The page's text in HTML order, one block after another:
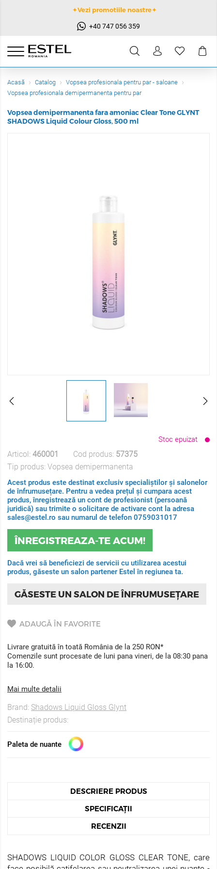
✦Vezi promotiile noastre✦
+40 747 056 359
Acasă Catalog
Vopsea profesionala pentru par - saloane
Vopsea profesionala demipermanenta pentru par
Vopsea demipermanenta fara amoniac Clear Tone GLYNT
SHADOWS Liquid Colour Gloss, 500 ml
Stoc epuizat
Articol: 460001 Cod produs: 57375
Tip produs: Vopsea demipermanenta
Acest produs este destinat exclusiv specialiștilor și salonelor
de înfrumusețare. Pentru a vedea prețul și cumpara acest
produs, înregistrează un cont de profesionist (persoană
juridică) sau trimite o solicitare de activare cont la adresa
sales@estel.ro sau numarul de telefon 0759031017
ÎNREGISTREAZA-TE ACUM!
Dacă vrei să beneficiezi de servicii cu utilizarea acestui
produs, găseste un salon partener Estel în regiunea ta.
GĂSESTE UN SALON DE ÎNFRUMUSEȚARE
ADAUGĂ ÎN FAVORITE
Livrare gratuită în toată România de la 250 RON*
Comenzile sunt procesate de luni pana vineri, de la 08:30 pana
la 16:00.
Mai multe detalii
Brand: Shadows Liquid Gloss Glynt
Destinație produs:
Paleta de nuante
DESCRIERE PRODUS
SPECIFICAȚII
RECENZII
SHADOWS LIQUID COLOR GLOSS CLEAR TONE, care